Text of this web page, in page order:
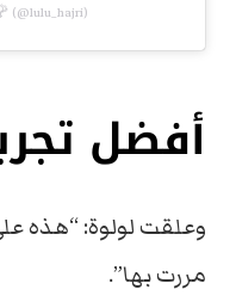
(@lulu_hajri)
أفضل
وعلقت لولوة: “هذه
مررت بها”.